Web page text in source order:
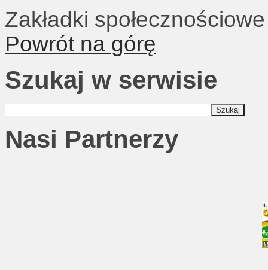
Zakładki społecznościowe
Powrót na górę
Szukaj w serwisie
Nasi Partnerzy